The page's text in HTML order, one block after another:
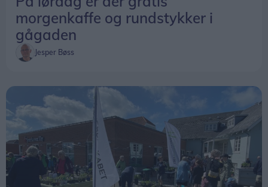
morgenkaffe og rundstykker i
gågaden
Jesper Bøss